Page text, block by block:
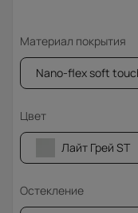
Материал покрытия
Nano-flex soft
Цвет
Лайт Грей ST
Остекление